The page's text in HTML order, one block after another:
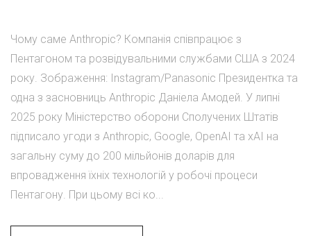
Чому саме Anthropic? Компанія співпрацює з
Пентагоном та розвідувальними службами США з 2024
року. Зображення: Instagram/Panasonic Президентка та
одна з засновниць Anthropic Даніела Амодей. У липні
2025 року Міністерство оборони Сполучених Штатів
підписало угоди з Anthropic, Google, OpenAI та xAI на
загальну суму до 200 мільйонів доларів для
впровадження їхніх технологій у робочі процеси
Пентагону. При цьому всі ко...